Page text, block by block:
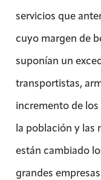
servicios que
cuyo margen de
suponían un
transportistas,
incremento de
la población y las
están cambiado
grandes